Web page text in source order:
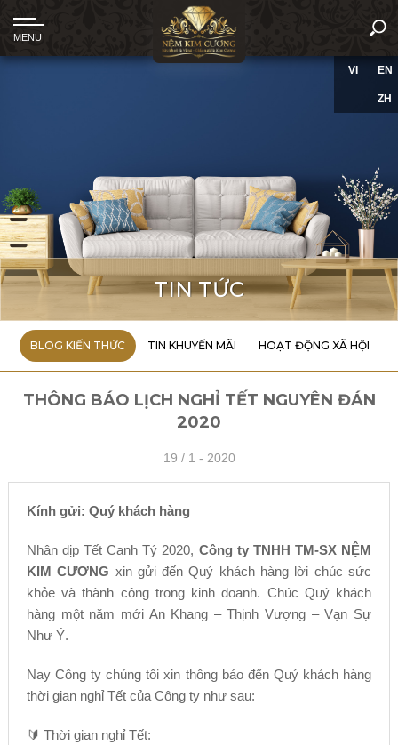
VI EN
ZH
TIN TỨC
BLOG KIẾN THỨC TIN KHUYẾN MÃI HOẠT ĐỘNG XÃ HỘI
THÔNG BÁO LỊCH NGHỈ TẾT NGUYÊN ĐÁN
2020
19 / 1 - 2020
Kính gửi: Quýkhách hàng
Nhân dịp Tết Canh Tý 2020, Công ty TNHH TM-SX NỆM
KIM CƯƠNG xin gửi đến Quý khách hàng lời chúc sức
khỏe và thành công trong kinh doanh. Chúc Quý khách
hàng một năm mới An Khang – Thịnh Vượng – Vạn Sự
Như Ý.
Nay Công ty chúng tôi xin thông báo đến Quý khách hàng
thời gian nghỉ Tết của Công ty như sau:
🔰 Thời gian nghỉ Tết: